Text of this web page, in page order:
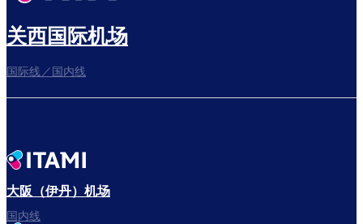
出发前尽享悠闲时光
出发啦！
关西国际机场
国际线／国内线
大阪（伊丹）机场
国内线